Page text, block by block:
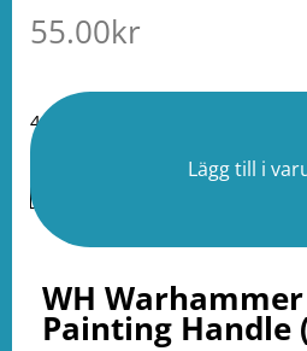
55.00kr
4 i lager
Lägg till i
WH
Painting Handle